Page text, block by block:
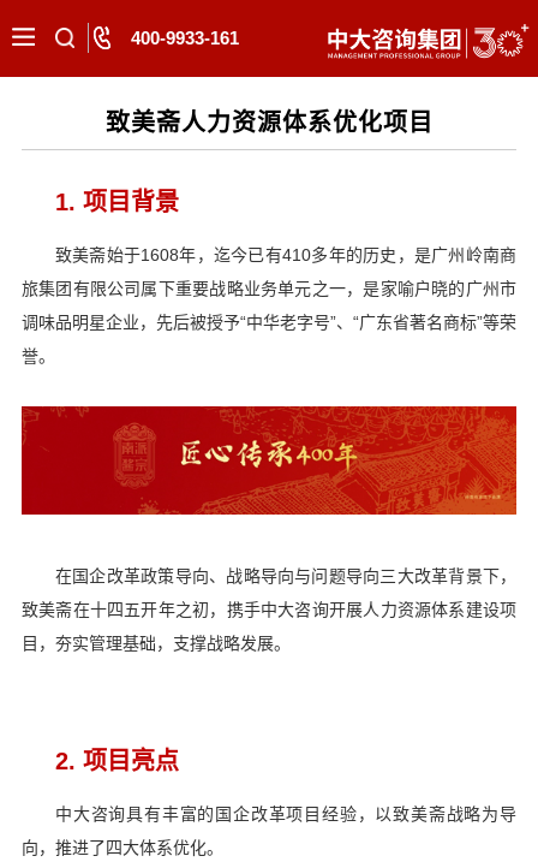
400-9933-161
致美斋人力资源体系优化项目
1. 项目背景
致美斋始于1608年，迄今已有410多年的历史，是广州岭南商
旅集团有限公司属下重要战略业务单元之一，是家喻户晓的广州市
调味品明星企业，先后被授予“中华老字号”、“广东省著名商标”等荣
誉。
在国企改革政策导向、战略导向与问题导向三大改革背景下，
致美斋在十四五开年之初，携手中大咨询开展人力资源体系建设项
目，夯实管理基础，支撑战略发展。
2. 项目亮点
中大咨询具有丰富的国企改革项目经验，以致美斋战略为导
向，推进了四大体系优化。